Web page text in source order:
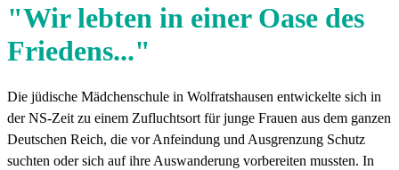
"Wir lebten in einer Oase des
Friedens..."
Die jüdische Mädchenschule in Wolfratshausen entwickelte sich in
der NS-Zeit zu einem Zufluchtsort für junge Frauen aus dem ganzen
Deutschen Reich, die vor Anfeindung und Ausgrenzung Schutz
suchten oder sich auf ihre Auswanderung vorbereiten mussten. In